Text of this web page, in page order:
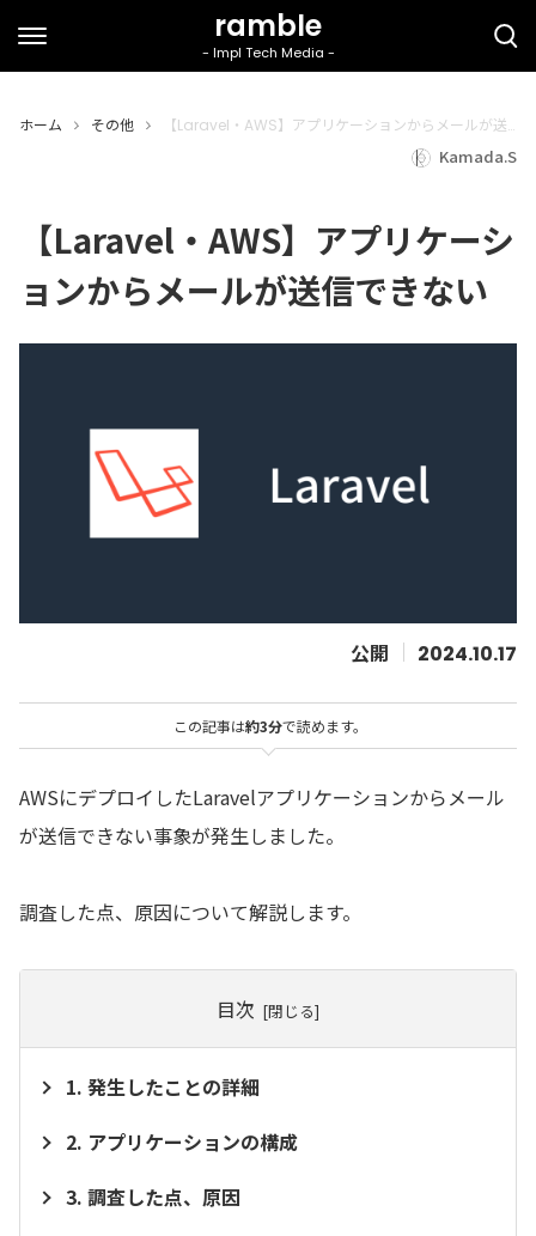
ホーム その他 【Laravel・AWS】アプリケーションからメールが送信できない
Kamada.S
【Laravel・AWS】アプリケーシ
ョンからメールが送信できない
2024.10.17
この記事は約3分で読めます。
AWSにデプロイしたLaravelアプリケーションからメール
が送信できない事象が発生しました。
調査した点、原因について解説します。
目次
発生したことの詳細
アプリケーションの構成
調査した点、原因